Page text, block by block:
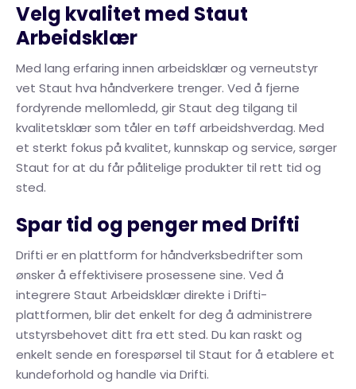
Velg kvalitet med Staut
Arbeidsklær
Med lang erfaring innen arbeidsklær og verneutstyr
vet Staut hva håndverkere trenger. Ved å fjerne
fordyrende mellomledd, gir Staut deg tilgang til
kvalitetsklær som tåler en tøff arbeidshverdag. Med
et sterkt fokus på kvalitet, kunnskap og service, sørger
Staut for at du får pålitelige produkter til rett tid og
sted.
Spar tid og penger med Drifti
Drifti er en plattform for håndverksbedrifter som
ønsker å effektivisere prosessene sine. Ved å
integrere Staut Arbeidsklær direkte i Drifti-
plattformen, blir det enkelt for deg å administrere
utstyrsbehovet ditt fra ett sted. Du kan raskt og
enkelt sende en forespørsel til Staut for å etablere et
kundeforhold og handle via Drifti.